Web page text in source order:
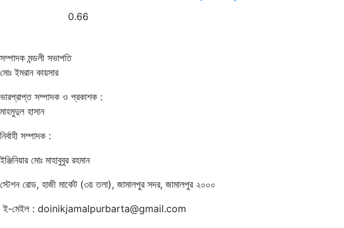
সম্পাদক মন্ডলী সভাপতি
মোঃ ইমরান কায়সার
ভারপ্রাপ্ত সম্পাদক ও প্রকাশক :
মাহমুদুল হাসান
নির্বাহী সম্পাদক :
ইঞ্জিনিয়ার মোঃ মাহাবুবুর রহমান
স্টেশন রোড, হাজী মার্কেট (৩য় তলা), জামালপুর সদর, জামালপুর ২০০০
ই-মেইল : doinikjamalpurbarta@gmail.com